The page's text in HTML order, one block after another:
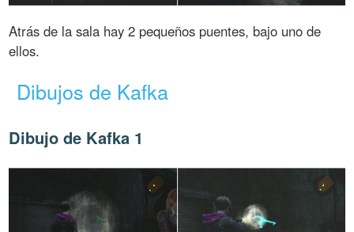
Atrás de la sala hay 2 pequeños puentes, bajo uno de
ellos.
Dibujos de Kafka
Dibujo de Kafka 1